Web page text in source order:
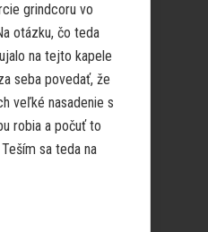
grindcoru vo
otázku, čo teda
na tejto kapele
seba povedať, že
veľké nasadenie s
robia a počuť to
sa teda na